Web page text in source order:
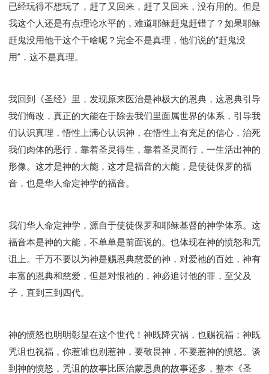
已经玩得不想玩了，赶了又回来，赶了又回来，没有用的。但是
我这个人还是有点理论水平的，难道耶稣赶鬼赶错了？如果耶稣
赶鬼没用他干这个干啥呢？完全不是真理，他们说的“赶鬼没
用”，这不是真理。
我回到《圣经》里，发现原来医治是神极大的恩典，这恩典引导
我们悔改，真正的大能在于除去我们里面属世界的体系，引导我
们认识真理，悟性上满心认识神，在悟性上有充足的信心，治死
我们肉体的恶行，靠着圣灵得生，靠着圣灵而行，一生活出神的
形像。这才是神的大能，这才是福音的大能，是使徒保罗的福
音，也是华人命定神学的福音。
我们华人命定神学，源自于使徒保罗和耶稣基督的神学体系。这
福音本是神的大能，不单单是前面说的。也体现在神的愤怒和咒
诅上。千万不要以为神是赐恩典慈爱的神，对爱祂的百姓，神有
丰富的恩典和慈爱，但是对恨祂的，神必追讨他的罪，至父及
子，直到三到四代。
神的愤怒也明明彰显在这个世代！神既降灾祸，也赐祝福；神既
咒诅也祝福，你惹谁也别惹神，要敬畏神，不要惹神的愤怒。谈
到神的愤怒，咒诅的故事比医治蒙恩典的故事还多，整本《圣